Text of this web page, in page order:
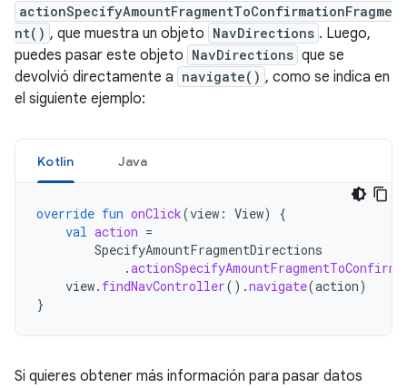
actionSpecifyAmountFragmentToConfirmationFragme
nt() , que muestra un objeto NavDirections . Luego,
puedes pasar este objeto NavDirections que se
devolvió directamente a navigate() , como se indica en
el siguiente ejemplo:
Kotlin Java
override fun onClick(view : View)
{
val action =
SpecifyAmountFragmentDirections
.
view. findNavController().navigate(action)
}
Si quieres obtener más información para pasar datos